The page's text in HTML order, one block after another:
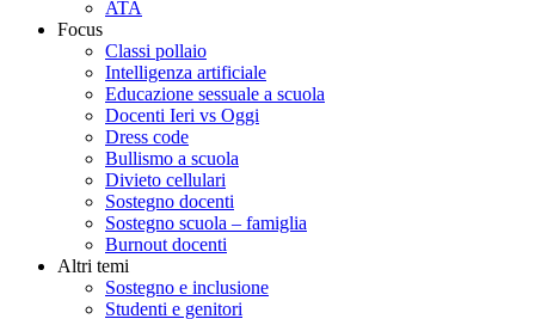
ATA
Focus
Classi pollaio
Intelligenza artificiale
Educazione sessuale a scuola
Docenti Ieri vs Oggi
Dress code
Bullismo a scuola
Divieto cellulari
Sostegno docenti
Sostegno scuola – famiglia
Burnout docenti
Altri temi
Sostegno e inclusione
Studenti e genitori